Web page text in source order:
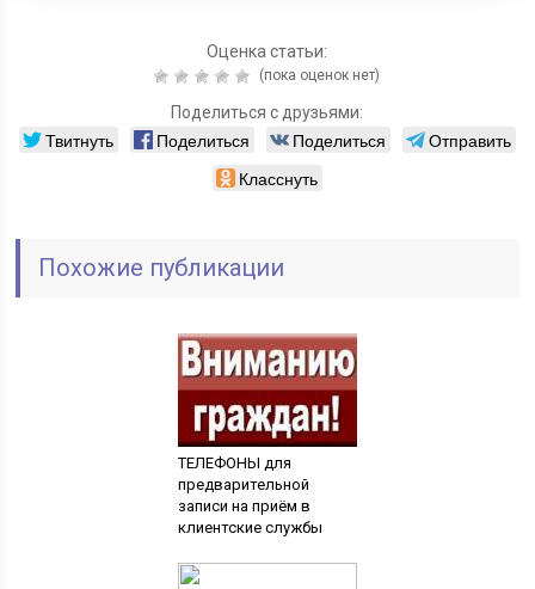
Оценка статьи:
(пока оценок нет)
Поделиться с друзьями:
Твитнуть Поделиться Поделиться
Отправить
Класснуть
Похожие публикации
ТЕЛЕФОНЫ для
предварительной
записи на приём в
клиентские службы